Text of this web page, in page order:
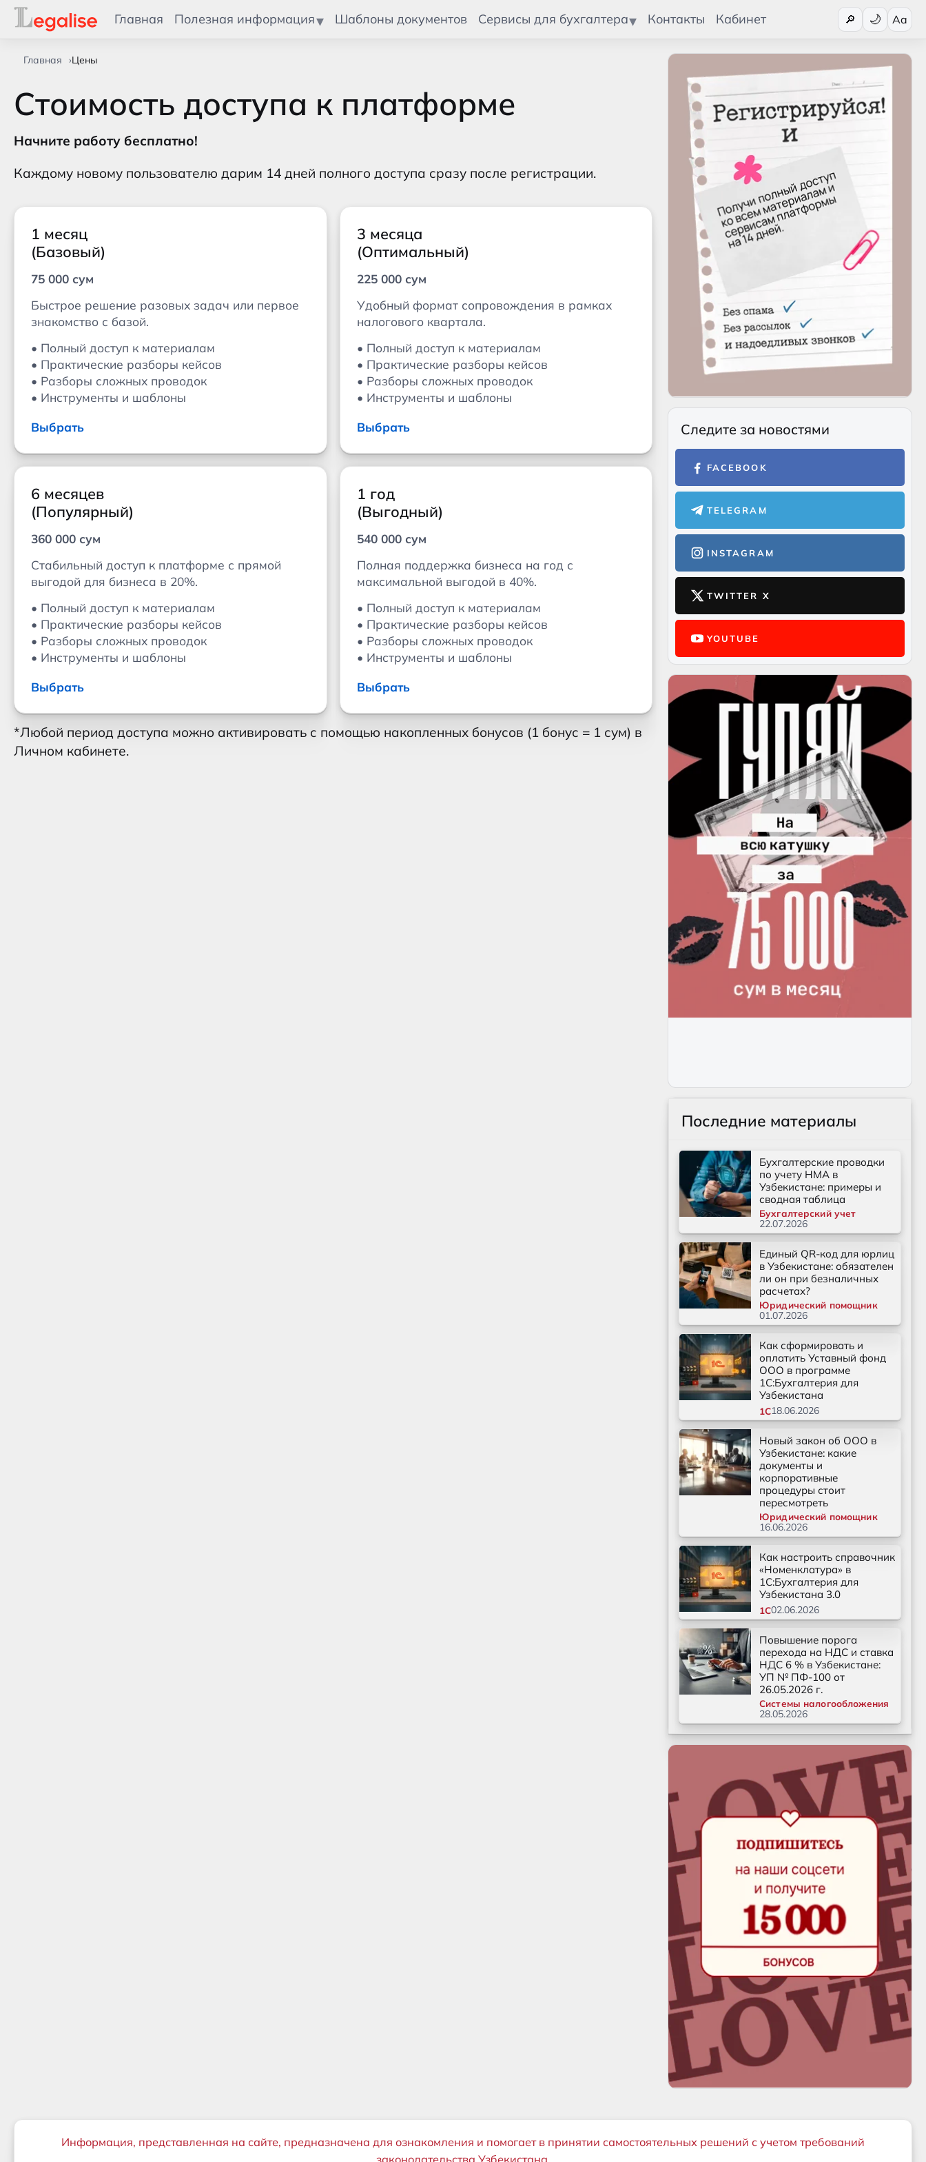
Главная Полезная информация Шаблоны документов Сервисы для бухгалтера Контакты Кабинет 🔎 Aa
Главная Цены
Стоимость доступа к платформе
Начните работу бесплатно!
Каждому новому пользователю дарим 14 дней полного доступа сразу после регистрации.
Тарифы доступа
1 месяц
(Базовый)
75 000 сум
Быстрое решение разовых задач или первое
знакомство с базой.
• Полный доступ к материалам
• Практические разборы кейсов
• Разборы сложных проводок
• Инструменты и шаблоны
Выбрать
3 месяца
(Оптимальный)
225 000 сум
Удобный формат сопровождения в рамках
налогового квартала.
• Полный доступ к материалам
• Практические разборы кейсов
• Разборы сложных проводок
• Инструменты и шаблоны
Выбрать
6 месяцев
(Популярный)
360 000 сум
Стабильный доступ к платформе с прямой
выгодой для бизнеса в 20%.
• Полный доступ к материалам
• Практические разборы кейсов
• Разборы сложных проводок
• Инструменты и шаблоны
Выбрать
1 год
(Выгодный)
540 000 сум
Полная поддержка бизнеса на год с
максимальной выгодой в 40%.
• Полный доступ к материалам
• Практические разборы кейсов
• Разборы сложных проводок
• Инструменты и шаблоны
Выбрать
*Любой период доступа можно активировать с помощью накопленных бонусов (1 бонус = 1 сум) в
Личном кабинете.
Следите за новостями
FACEBOOK
TELEGRAM
INSTAGRAM
TWITTER X
YOUTUBE
Последние материалы
Бухгалтерские проводки
по учету НМА в
Узбекистане: примеры и
сводная таблица
Бухгалтерский учет
22.07.2026
Единый QR-код для юрлиц
в Узбекистане: обязателен
ли он при безналичных
расчетах?
Юридический помощник
01.07.2026
Как сформировать и
оплатить Уставный фонд
ООО в программе
1С:Бухгалтерия для
Узбекистана
1С18.06.2026
Новый закон об ООО в
Узбекистане: какие
документы и
корпоративные
процедуры стоит
пересмотреть
Юридический помощник
16.06.2026
Как настроить справочник
«Номенклатура» в
1С:Бухгалтерия для
Узбекистана 3.0
1С02.06.2026
Повышение порога
перехода на НДС и ставка
НДС 6 % в Узбекистане:
УП № ПФ-100 от
26.05.2026 г.
Системы налогообложения
28.05.2026
Важная информация
Информация, представленная на сайте, предназначена для ознакомления и помогает в принятии самостоятельных решений с учетом требований
законодательства Узбекистана.